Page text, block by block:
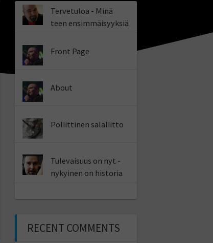
Tervetuloa - Minä
teen ensimmäisyyksiä
Front Page
About
Poliittinen salaliitto
Tulevaisuus on nyt -
nykyinen on historia
RECENT COMMENTS